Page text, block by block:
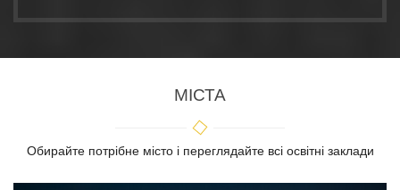
МІСТА
Обирайте потрібне місто і переглядайте всі освітні заклади